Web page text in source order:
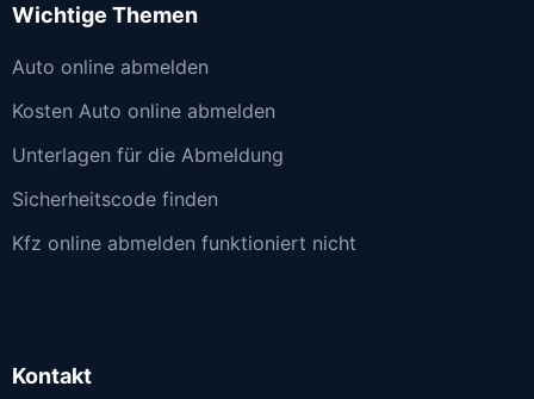
Wichtige Themen
Auto online abmelden
Kosten Auto online abmelden
Unterlagen für die Abmeldung
Sicherheitscode finden
Kfz online abmelden funktioniert nicht
Kontakt